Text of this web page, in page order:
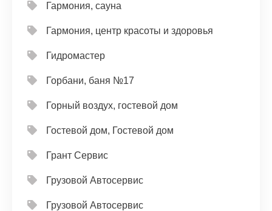
Гармония, сауна
Гармония, центр красоты и здоровья
Гидромастер
Горбани, баня №17
Горный воздух, гостевой дом
Гостевой дом, Гостевой дом
Грант Сервис
Грузовой Автосервис
Грузовой Автосервис